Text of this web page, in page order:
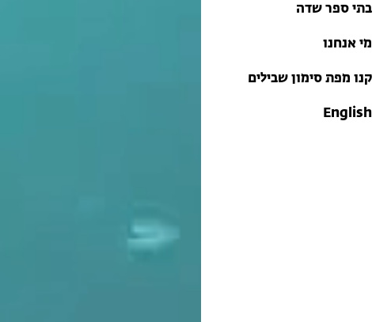
בתי ספר שדה
מי אנחנו
קנו מפת סימון שבילים
English